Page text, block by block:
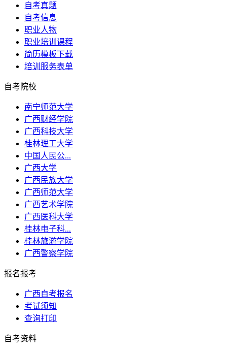
自考真题
自考信息
职业人物
职业培训课程
简历模板下载
培训服务表单
自考院校
南宁师范大学
广西财经学院
广西科技大学
桂林理工大学
中国人民公...
广西大学
广西民族大学
广西师范大学
广西艺术学院
广西医科大学
桂林电子科...
桂林旅游学院
广西警察学院
报名报考
广西自考报名
考试须知
查询打印
自考资料